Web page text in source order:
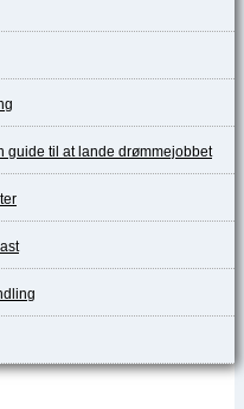
til at lande drømmejobbet